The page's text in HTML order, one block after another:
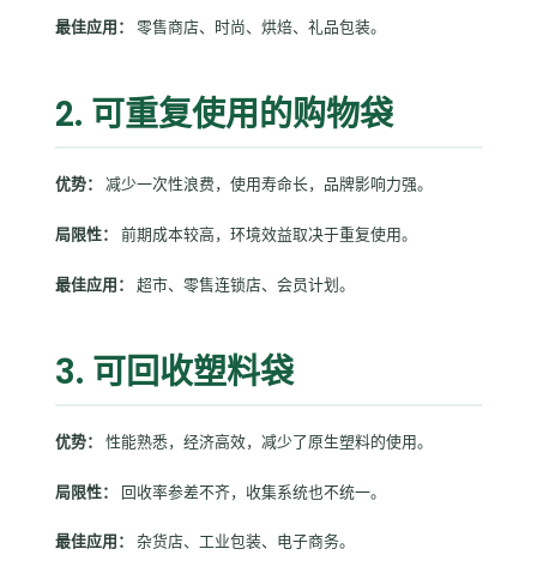
最佳应用： 零售商店、时尚、烘焙、礼品包装。
2. 可重复使用的购物袋
优势： 减少一次性浪费，使用寿命长，品牌影响力强。
局限性： 前期成本较高，环境效益取决于重复使用。
最佳应用： 超市、零售连锁店、会员计划。
3. 可回收塑料袋
优势： 性能熟悉，经济高效，减少了原生塑料的使用。
局限性： 回收率参差不齐，收集系统也不统一。
最佳应用： 杂货店、工业包装、电子商务。